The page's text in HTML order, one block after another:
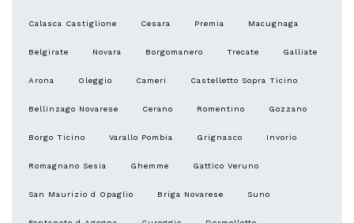
Calasca Castiglione Cesara Premia Macugnaga
Belgirate Novara Borgomanero Trecate Galliate
Arona Oleggio Cameri Castelletto Sopra Ticino
Bellinzago Novarese Cerano Romentino Gozzano
Borgo Ticino Varallo Pombia Grignasco Invorio
Romagnano Sesia Ghemme Gattico Veruno
San Maurizio d Opaglio Briga Novarese Suno